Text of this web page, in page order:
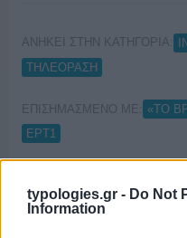
typologies.gr - Do Not
Information
ΑΝΗΚΕΙ ΣΤΗΝ ΚΑΤΗΓΟΡΙΑ:
ΤΗΛΕΟΡΑΣΗ
ΕΠΙΣΗΜΑΣΜΕΝΟ ΜΕ: «ΤΟ
ΕΡΤ1